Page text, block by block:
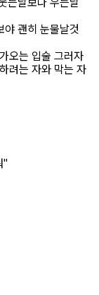
야 괜히 눈물날것
오는 입술 그러자
려는 자와 막는 자
"